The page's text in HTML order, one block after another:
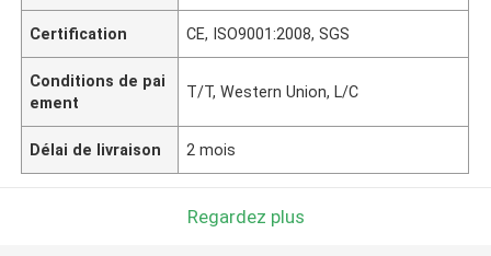
Certification CE, ISO9001:2008, SGS
Conditions de pai
ement
T/T, Western Union, L/C
Délai de livraison 2 mois
Regardez plus